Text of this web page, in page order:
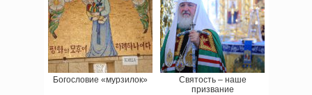
Богословие «мурзилок»
Святость – наше
призвание